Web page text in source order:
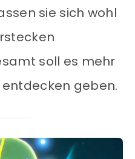
sie sich wohl
soll es mehr
entdecken geben.